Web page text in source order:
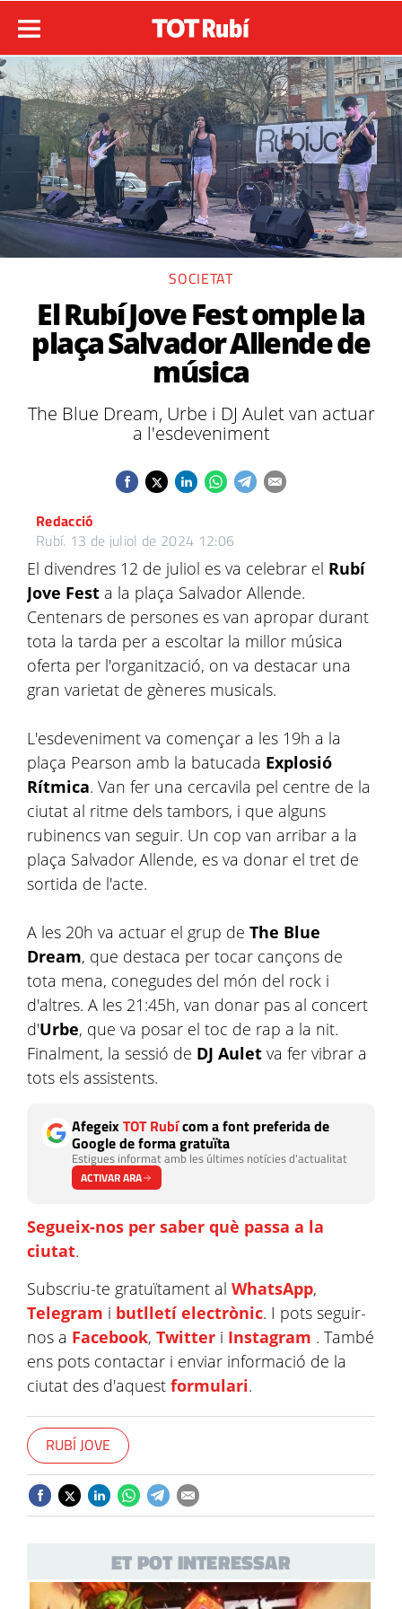
SOCIETAT
El Rubí Jove Fest omple la
plaça Salvador Allende de
música
The Blue Dream, Urbe i DJ Aulet van actuar
a l'esdeveniment
Redacció
Rubí. 13 de juliol de 2024 12:06
El divendres 12 de juliol es va celebrar el Rubí
Jove Fest a la plaça Salvador Allende.
Centenars de persones es van apropar durant
tota la tarda per a escoltar la millor música
oferta per l'organització, on va destacar una
gran varietat de gèneres musicals.
L'esdeveniment va començar a les 19h a la
plaça Pearson amb la batucada Explosió
Rítmica. Van fer una cercavila pel centre de la
ciutat al ritme dels tambors, i que alguns
rubinencs van seguir. Un cop van arribar a la
plaça Salvador Allende, es va donar el tret de
sortida de l'acte.
A les 20h va actuar el grup de The Blue
Dream, que destaca per tocar cançons de
tota mena, conegudes del món del rock i
d'altres. A les 21:45h, van donar pas al concert
d'Urbe, que va posar el toc de rap a la nit.
Finalment, la sessió de DJ Aulet va fer vibrar a
tots els assistents.
AfegeixTOT Rubícom a font preferida de
Google de forma gratuïta
Estigues informat amb les últimes notícies d'actualitat
ACTIVAR ARA
Segueix-nos per saber què passa a la
ciutat.
Subscriu-te gratuïtament al WhatsApp,
Telegram i butlletí electrònic. I pots seguir-
nos a Facebook, Twitter i Instagram . També
ens pots contactar i enviar informació de la
ciutat des d'aquest formulari.
RUBÍ JOVE
ET POT INTERESSAR